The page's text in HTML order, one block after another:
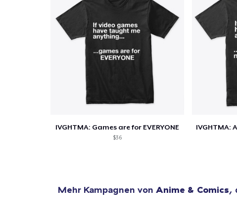
IVGHTMA: Games are for EVERYONE
$36
Mehr Kampagnen von Anime & Comics,